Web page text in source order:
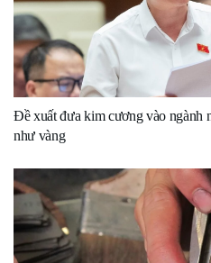
Đề xuất đưa kim cương vào ngành
như vàng